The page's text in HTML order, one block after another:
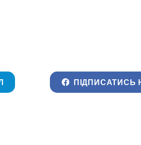
ПІДПИСАТИСЬ